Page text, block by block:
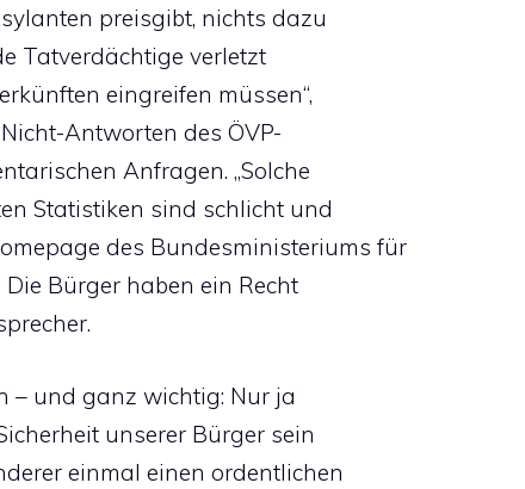
preisgibt, nichts dazu
Tatverdächtige verletzt
eingreifen müssen“,
Antworten des ÖVP-
Anfragen. „Solche
Statistiken sind schlicht und
des Bundesministeriums für
Bürger haben ein Recht
– und ganz wichtig: Nur ja
unserer Bürger sein
einmal einen ordentlichen